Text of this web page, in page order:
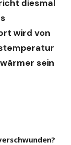
diesmal
wird von
sein